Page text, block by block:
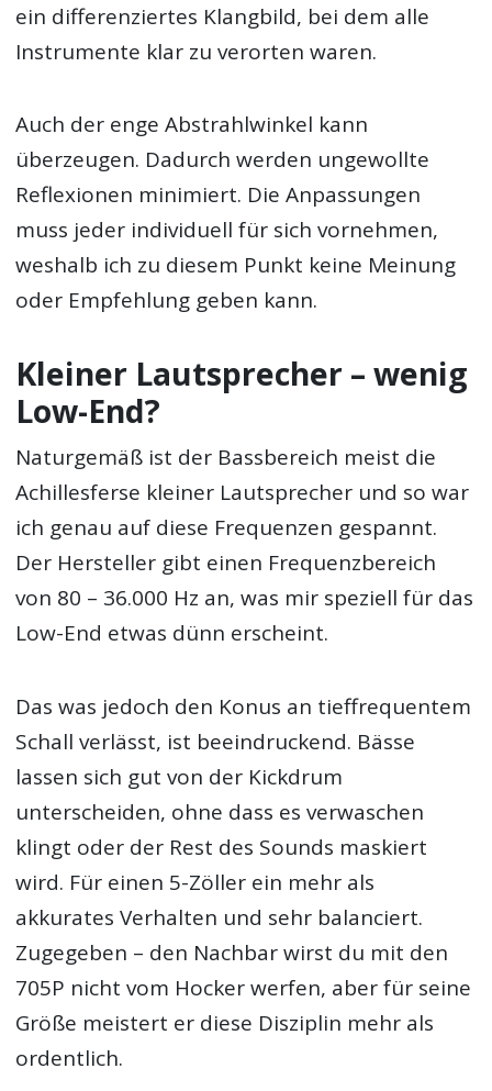
ein differenziertes Klangbild, bei dem alle
Instrumente klar zu verorten waren.
Auch der enge Abstrahlwinkel kann
überzeugen. Dadurch werden ungewollte
Reflexionen minimiert. Die Anpassungen
muss jeder individuell für sich vornehmen,
weshalb ich zu diesem Punkt keine Meinung
oder Empfehlung geben kann.
Kleiner Lautsprecher – wenig
Low-End?
Naturgemäß ist der Bassbereich meist die
Achillesferse kleiner Lautsprecher und so war
ich genau auf diese Frequenzen gespannt.
Der Hersteller gibt einen Frequenzbereich
von 80 – 36.000 Hz an, was mir speziell für das
Low-End etwas dünn erscheint.
Das was jedoch den Konus an tieffrequentem
Schall verlässt, ist beeindruckend. Bässe
lassen sich gut von der Kickdrum
unterscheiden, ohne dass es verwaschen
klingt oder der Rest des Sounds maskiert
wird. Für einen 5-Zöller ein mehr als
akkurates Verhalten und sehr balanciert.
Zugegeben – den Nachbar wirst du mit den
705P nicht vom Hocker werfen, aber für seine
Größe meistert er diese Disziplin mehr als
ordentlich.